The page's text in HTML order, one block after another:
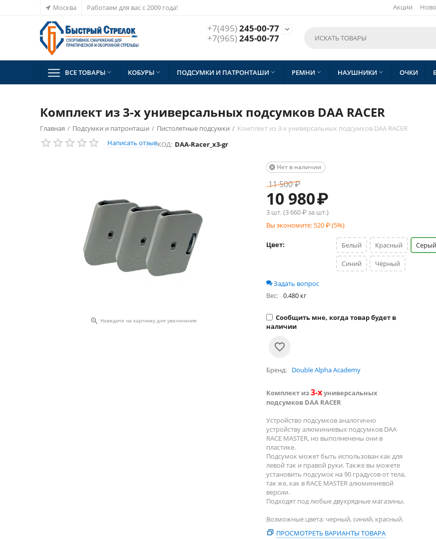
Москва Работаем для вас с 2009 года! Акции
+7(495)245-00-77
+7(965)245-00-77

ВСЕ ТОВАРЫ  КОБУРЫ  ПОДСУМКИ И ПАТРОНТАШИ  РЕМНИ  НАУШНИКИ  ОЧКИ
Комплект из 3-х универсальных подсумков DAA RACER
Главная / Подсумки и патронташи / Пистолетные подсумки / Комплект из 3-х универсальных подсумков DAA RACER
Написать отзывКОД: DAA-Racer_x3-gr
 Наведите на картинку для увеличения
Нет в наличии

11 500₽
10 980₽
3 шт. (3 660₽ за шт.)
Вы экономите: 520₽ (5%)
Цвет: Белый Красный Серый
Синий Чёрный
Задать вопрос
Вес: 0.480 кг
Сообщить мне, когда товар будет в
наличии
Бренд Double Alpha Academy
Комплект из3-хуниверсальных
подсумков DAA RACER
Устройство подсумков аналогично
устройству алюминиевых подсумков DAA
RACE MASTER, но выполненены они в
пластике.
Подсумок может быть использован как для
левой так и правой руки. Также вы можете
установить подсумок на 90 градусов от тела,
так же, как в RACE MASTER алюминиевой
версии.
Подходят под любые двухрядные магазины.
Возможные цвета: черный, синий, красный.
ПРОСМОТРЕТЬ ВАРИАНТЫ ТОВАРА